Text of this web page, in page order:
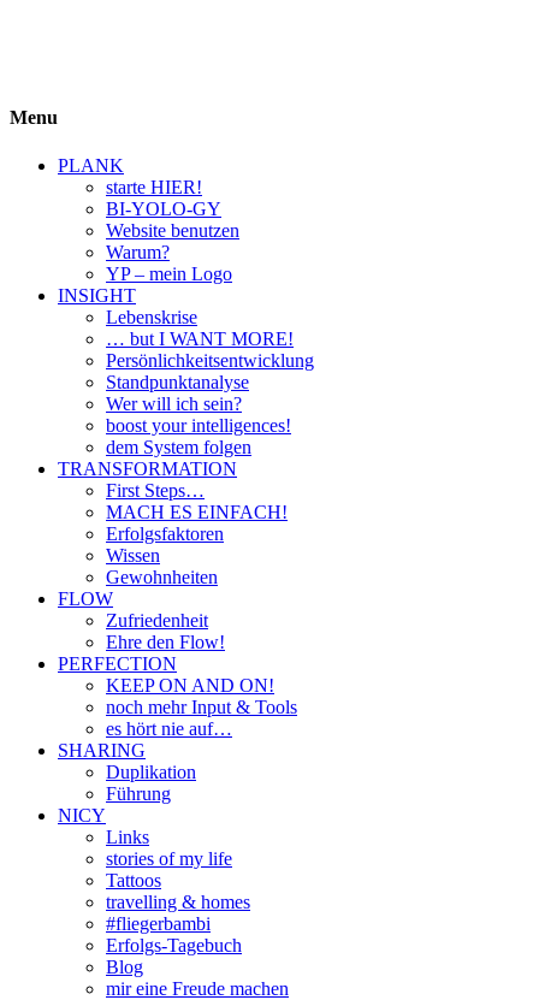
Menu
PLANK
starte HIER!
BI-YOLO-GY
Website benutzen
Warum?
YP – mein Logo
INSIGHT
Lebenskrise
… but I WANT MORE!
Persönlichkeitsentwicklung
Standpunktanalyse
Wer will ich sein?
boost your intelligences!
dem System folgen
TRANSFORMATION
First Steps…
MACH ES EINFACH!
Erfolgsfaktoren
Wissen
Gewohnheiten
FLOW
Zufriedenheit
Ehre den Flow!
PERFECTION
KEEP ON AND ON!
noch mehr Input & Tools
es hört nie auf…
SHARING
Duplikation
Führung
NICY
Links
stories of my life
Tattoos
travelling & homes
#fliegerbambi
Erfolgs-Tagebuch
Blog
mir eine Freude machen